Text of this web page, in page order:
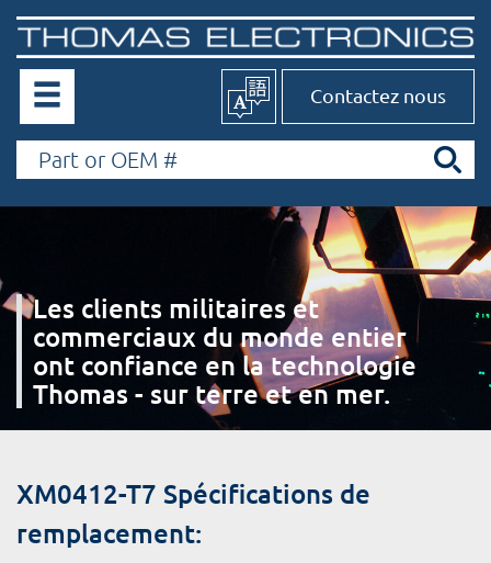
Contactez nous
Les clients militaires et
commerciaux du monde entier
ont confiance en la technologie
Thomas - sur terre et en mer.
XM0412-T7 Spécifications de
remplacement: